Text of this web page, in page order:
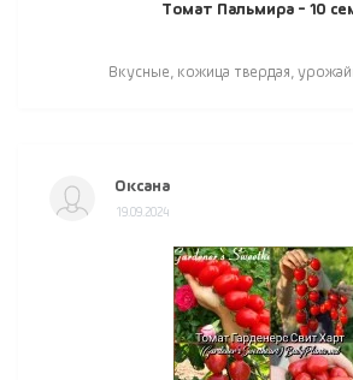
Томат Пальмира - 10
Вкусные, кожица твердая,
Оксана
19.09.2024